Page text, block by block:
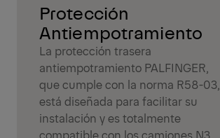
Protección
Antiempotramiento
La protección trasera
antiempotramiento PALFINGER,
que cumple con la norma R58-03,
está diseñada para facilitar su
instalación y es totalmente
compatible con los camiones N3.